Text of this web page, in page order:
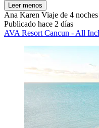
Leer menos
Ana Karen Viaje de 4 noches
Publicado hace 2 días
AVA Resort Cancun - All